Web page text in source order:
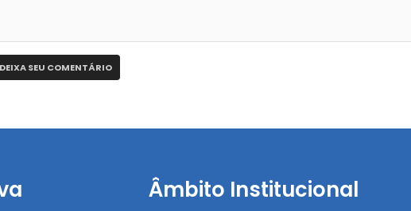
DEIXA SEU COMENTÁRIO
Âmbito Institucional